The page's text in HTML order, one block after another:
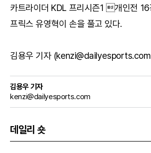
카트라이더 KDL 프리시즌1 개인전
프릭스 유영혁이 손을 풀고 있다.
김용우 기자
김용우 기자
kenzi@dailyesports.com
데일리 숏